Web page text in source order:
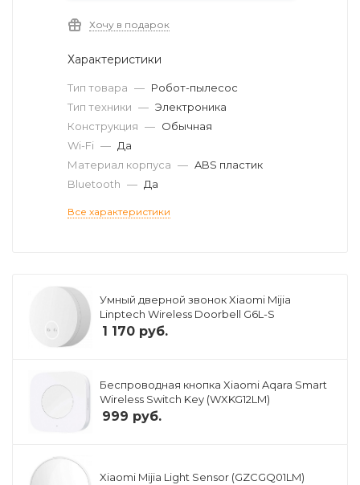
Хочу в подарок
Характеристики
Тип товара — Робот-пылесос
Тип техники — Электроника
Конструкция — Обычная
Wi-Fi — Да
Материал корпуса — ABS пластик
Bluetooth — Да
Все характеристики
Умный дверной звонок Xiaomi Mijia
Linptech Wireless Doorbell G6L-S
1 170 руб.
Беспроводная кнопка Xiaomi Aqara Smart
Wireless Switch Key (WXKG12LM)
999 руб.
Xiaomi Mijia Light Sensor (GZCGQ01LM)